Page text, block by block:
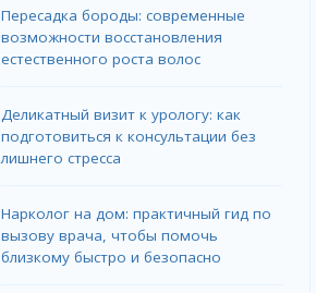
Пересадка бороды: современные
возможности восстановления
естественного роста волос
Деликатный визит к урологу: как
подготовиться к консультации без
лишнего стресса
Нарколог на дом: практичный гид по
вызову врача, чтобы помочь
близкому быстро и безопасно